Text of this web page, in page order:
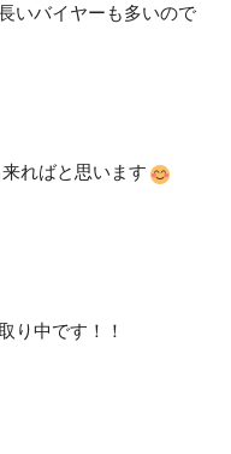
いバイヤーも多いので
ればと思います
り中です！！